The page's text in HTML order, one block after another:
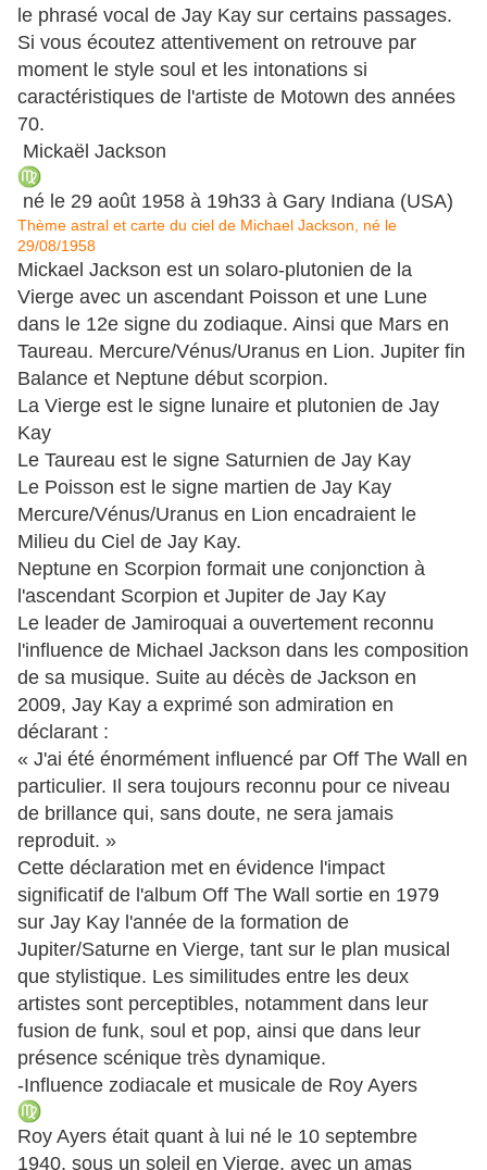
le phrasé vocal de Jay Kay sur certains passages.
Si vous écoutez attentivement on retrouve par
moment le style soul et les intonations si
caractéristiques de l'artiste de Motown des années
70.
Mickaël Jackson
né le 29 août 1958 à 19h33 à Gary Indiana (USA)
Thème astral et carte du ciel de Michael Jackson, né le
29/08/1958
Mickael Jackson est un solaro-plutonien de la
Vierge avec un ascendant Poisson et une Lune
dans le 12e signe du zodiaque. Ainsi que Mars en
Taureau. Mercure/Vénus/Uranus en Lion. Jupiter fin
Balance et Neptune début scorpion.
La Vierge est le signe lunaire et plutonien de Jay
Kay
Le Taureau est le signe Saturnien de Jay Kay
Le Poisson est le signe martien de Jay Kay
Mercure/Vénus/Uranus en Lion encadraient le
Milieu du Ciel de Jay Kay.
Neptune en Scorpion formait une conjonction à
l'ascendant Scorpion et Jupiter de Jay Kay
Le leader de Jamiroquai a ouvertement reconnu
l'influence de Michael Jackson dans les composition
de sa musique. Suite au décès de Jackson en
2009, Jay Kay a exprimé son admiration en
déclarant :
« J'ai été énormément influencé par Off The Wall en
particulier. Il sera toujours reconnu pour ce niveau
de brillance qui, sans doute, ne sera jamais
reproduit. »
Cette déclaration met en évidence l'impact
significatif de l'album Off The Wall sortie en 1979
sur Jay Kay l'année de la formation de
Jupiter/Saturne en Vierge, tant sur le plan musical
que stylistique. Les similitudes entre les deux
artistes sont perceptibles, notamment dans leur
fusion de funk, soul et pop, ainsi que dans leur
présence scénique très dynamique.
-Influence zodiacale et musicale de Roy Ayers
Roy Ayers était quant à lui né le 10 septembre
1940, sous un soleil en Vierge, avec un amas